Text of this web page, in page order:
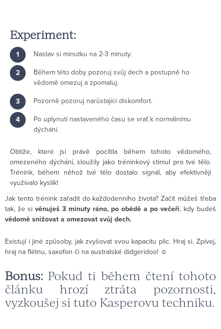
Experiment:
Nastav si minutku na 2-3 minuty.
Během této doby pozoruj svůj dech a postupně ho
vědomě omezuj a zpomaluj.
Pozorně pozoruj narůstající diskomfort.
Po uplynutí nastaveného času se vrať k normálnímu
dýchání.
Obtíže, které jsi právě pocítila během tohoto vědomého,
omezeného dýchání, sloužily jako tréninkový stimul pro tvé tělo.
Trénink, během něhož tvé tělo dostalo signál, aby efektivněji
využívalo kyslík!
Jak tento trénink zařadit do každodenního života? Začít můžeš třeba
tak, že si věnuješ 3 minuty ráno, po obědě a po večeři, kdy budeš
vědomě snižovat a omezovat svůj dech.
Existují i jiné způsoby, jak zvyšovat svou kapacitu plic. Hraj si. Zpívej,
hraj na flétnu, saxofon či na australské didgeridoo! ☺
Bonus: Pokud ti během čtení tohoto
článku hrozí ztráta pozornosti,
vyzkoušej si tuto Kasperovu techniku.